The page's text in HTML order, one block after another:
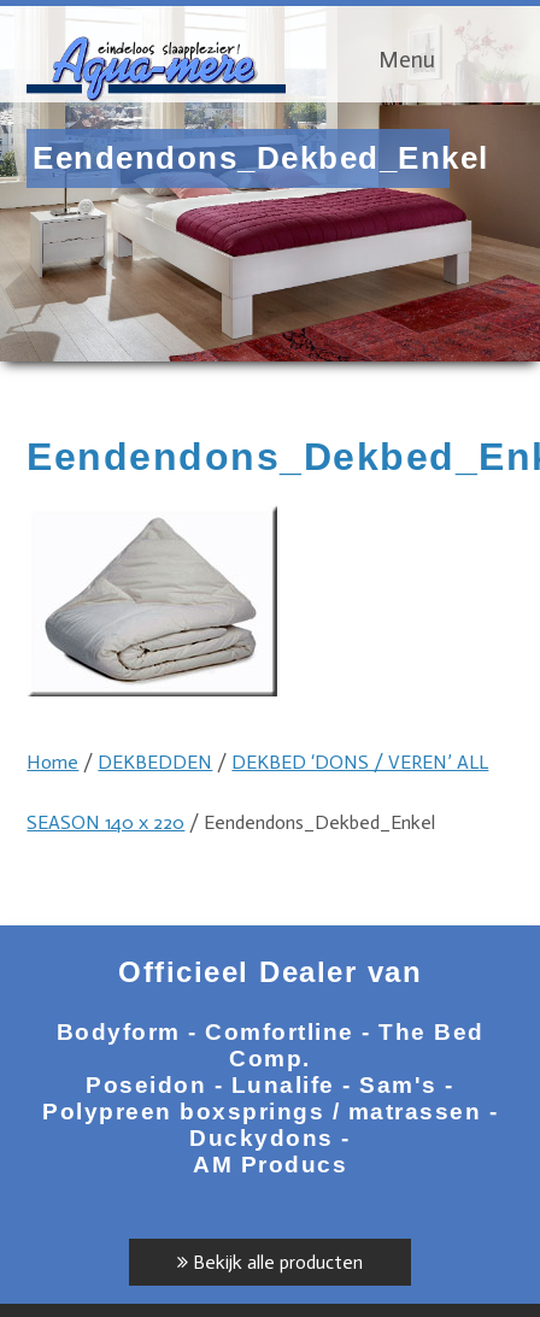
Menu
Eendendons_Dekbed_Enkel
Home / DEKBEDDEN / DEKBED ‘DONS / VEREN’ ALL
SEASON 140 x 220 / Eendendons_Dekbed_Enkel
Officieel Dealer van
Bodyform - Comfortline - The Bed
Comp.
Poseidon - Lunalife - Sam's -
Polypreen boxsprings / matrassen -
Duckydons -
AM Producs
Bekijk alle producten